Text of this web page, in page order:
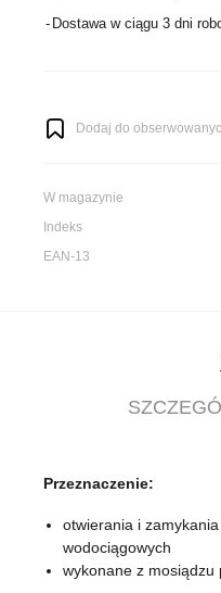
Dostawa w ciągu 3 dni
Dodaj do
W magazynie
Indeks
EAN-13
Przeznaczenie:
otwierania i
wodociągowych
wykonane z mosiądzu